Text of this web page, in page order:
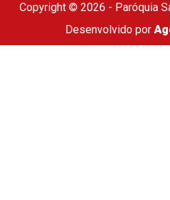
Copyright © 2026 - Paróquia
Desenvolvido por